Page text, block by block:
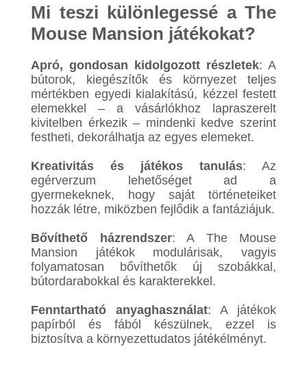
Mi teszi különlegessé a The
Mouse Mansion játékokat?
Apró, gondosan kidolgozott részletek: A
bútorok, kiegészítők és környezet teljes
mértékben egyedi kialakítású, kézzel festett
elemekkel – a vásárlókhoz lapraszerelt
kivitelben érkezik – mindenki kedve szerint
festheti, dekorálhatja az egyes elemeket.
Kreativitás és játékos tanulás: Az
egérverzum lehetőséget ad a
gyermekeknek, hogy saját történeteiket
hozzák létre, miközben fejlődik a fantáziájuk.
Bővíthető házrendszer: A The Mouse
Mansion játékok modulárisak, vagyis
folyamatosan bővíthetők új szobákkal,
bútordarabokkal és karakterekkel.
Fenntartható anyaghasználat: A játékok
papírból és fából készülnek, ezzel is
biztosítva a környezettudatos játékélményt.